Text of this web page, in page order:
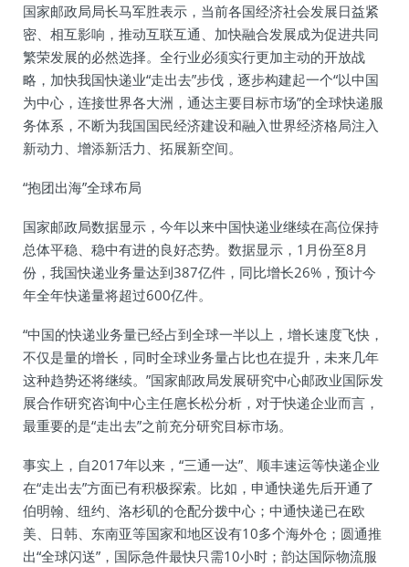
国家邮政局局长马军胜表示，当前各国经济社会发展日益紧
密、相互影响，推动互联互通、加快融合发展成为促进共同
繁荣发展的必然选择。全行业必须实行更加主动的开放战
略，加快我国快递业“走出去”步伐，逐步构建起一个“以中国
为中心，连接世界各大洲，通达主要目标市场”的全球快递服
务体系，不断为我国国民经济建设和融入世界经济格局注入
新动力、增添新活力、拓展新空间。
“抱团出海”全球布局
国家邮政局数据显示，今年以来中国快递业继续在高位保持
总体平稳、稳中有进的良好态势。数据显示，1月份至8月
份，我国快递业务量达到387亿件，同比增长26%，预计今
年全年快递量将超过600亿件。
“中国的快递业务量已经占到全球一半以上，增长速度飞快，
不仅是量的增长，同时全球业务量占比也在提升，未来几年
这种趋势还将继续。”国家邮政局发展研究中心邮政业国际发
展合作研究咨询中心主任扈长松分析，对于快递企业而言，
最重要的是“走出去”之前充分研究目标市场。
事实上，自2017年以来，“三通一达”、顺丰速运等快递企业
在“走出去”方面已有积极探索。比如，申通快递先后开通了
伯明翰、纽约、洛杉矶的仓配分拨中心；中通快递已在欧
美、日韩、东南亚等国家和地区设有10多个海外仓；圆通推
出“全球闪送”，国际急件最快只需10小时；韵达国际物流服